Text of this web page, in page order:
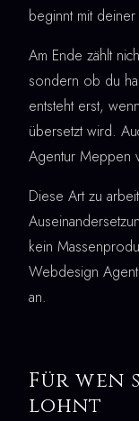
beginnt mit
Am Ende zählt
sondern ob du
entsteht erst,
übersetzt wird.
Agentur Meppen
Diese Art zu
kein
Webdesign
an.
Für wen
lohnt